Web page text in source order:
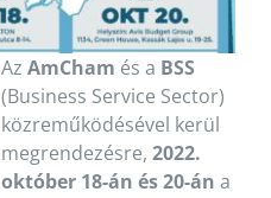
Az AmCham és a BSS
(Business Service Sector)
közreműködésével kerül
megrendezésre, 2022.
október 18-án és 20-án a